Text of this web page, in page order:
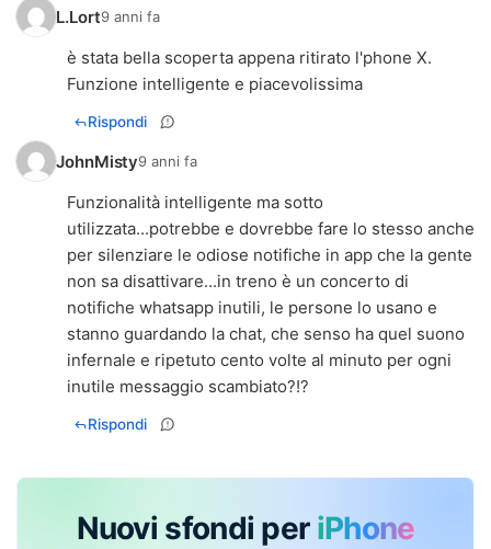
L.Lort9 anni fa
è stata bella scoperta appena ritirato l'phone X.
Funzione intelligente e piacevolissima
Rispondi
JohnMisty9 anni fa
Funzionalità intelligente ma sotto
utilizzata...potrebbe e dovrebbe fare lo stesso anche
per silenziare le odiose notifiche in app che la gente
non sa disattivare...in treno è un concerto di
notifiche whatsapp inutili, le persone lo usano e
stanno guardando la chat, che senso ha quel suono
infernale e ripetuto cento volte al minuto per ogni
inutile messaggio scambiato?!?
Rispondi
Nuovi sfondi per iPhone